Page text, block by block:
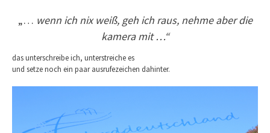
„… wenn ich nix weiß, geh ich raus, nehme aber die
kamera mit …“
das unterschreibe ich, unterstreiche es
und setze noch ein paar ausrufezeichen dahinter.